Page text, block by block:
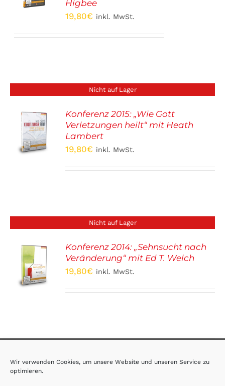
Wir verwenden Cookies, um unsere Website und unseren Service zu
optimieren.
Higbee
19,80€ inkl. MwSt.
Nicht auf Lager
Konferenz 2015: „Wie Gott
Verletzungen heilt“ mit Heath
Lambert
19,80€ inkl. MwSt.
Nicht auf Lager
Konferenz 2014: „Sehnsucht nach
Veränderung“ mit Ed T. Welch
19,80€ inkl. MwSt.
AGB·Impressum·Datenschutz